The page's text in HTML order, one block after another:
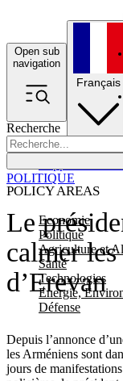
Open sub
navigation
Recherche
POLICY AREAS
Economie
Politique
Agriculture et
Santé
Technologies
Energie,
Défense
Français
Le
calmer
d’Erevan
Depuis l’annonce
les Arméniens sont
jours de
POLITIQUE